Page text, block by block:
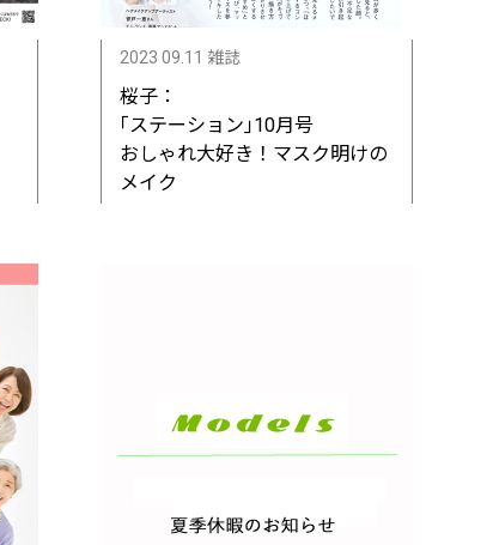
2023 09.11 雑誌
桜子：
｢ステーション｣10月号
おしゃれ大好き！マスク明けの
メイク